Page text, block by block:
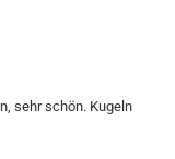
sehr schön. Kugeln